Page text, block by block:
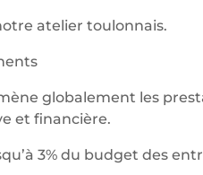
atelier toulonnais.
globalement les
et financière.
3% du budget des